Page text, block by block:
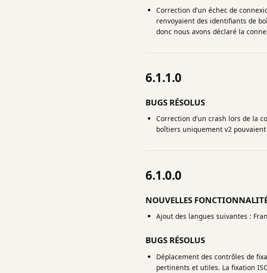
Correction d'un échec de
renvoyaient des identifiants de
donc nous avons déclaré la
6.1.1.0
BUGS RÉSOLUS
Correction d'un crash lors de la
boîtiers uniquement v2
6.1.0.0
NOUVELLES
Ajout des langues suivantes :
BUGS RÉSOLUS
Déplacement des contrôles de
pertinents et utiles. La fixation